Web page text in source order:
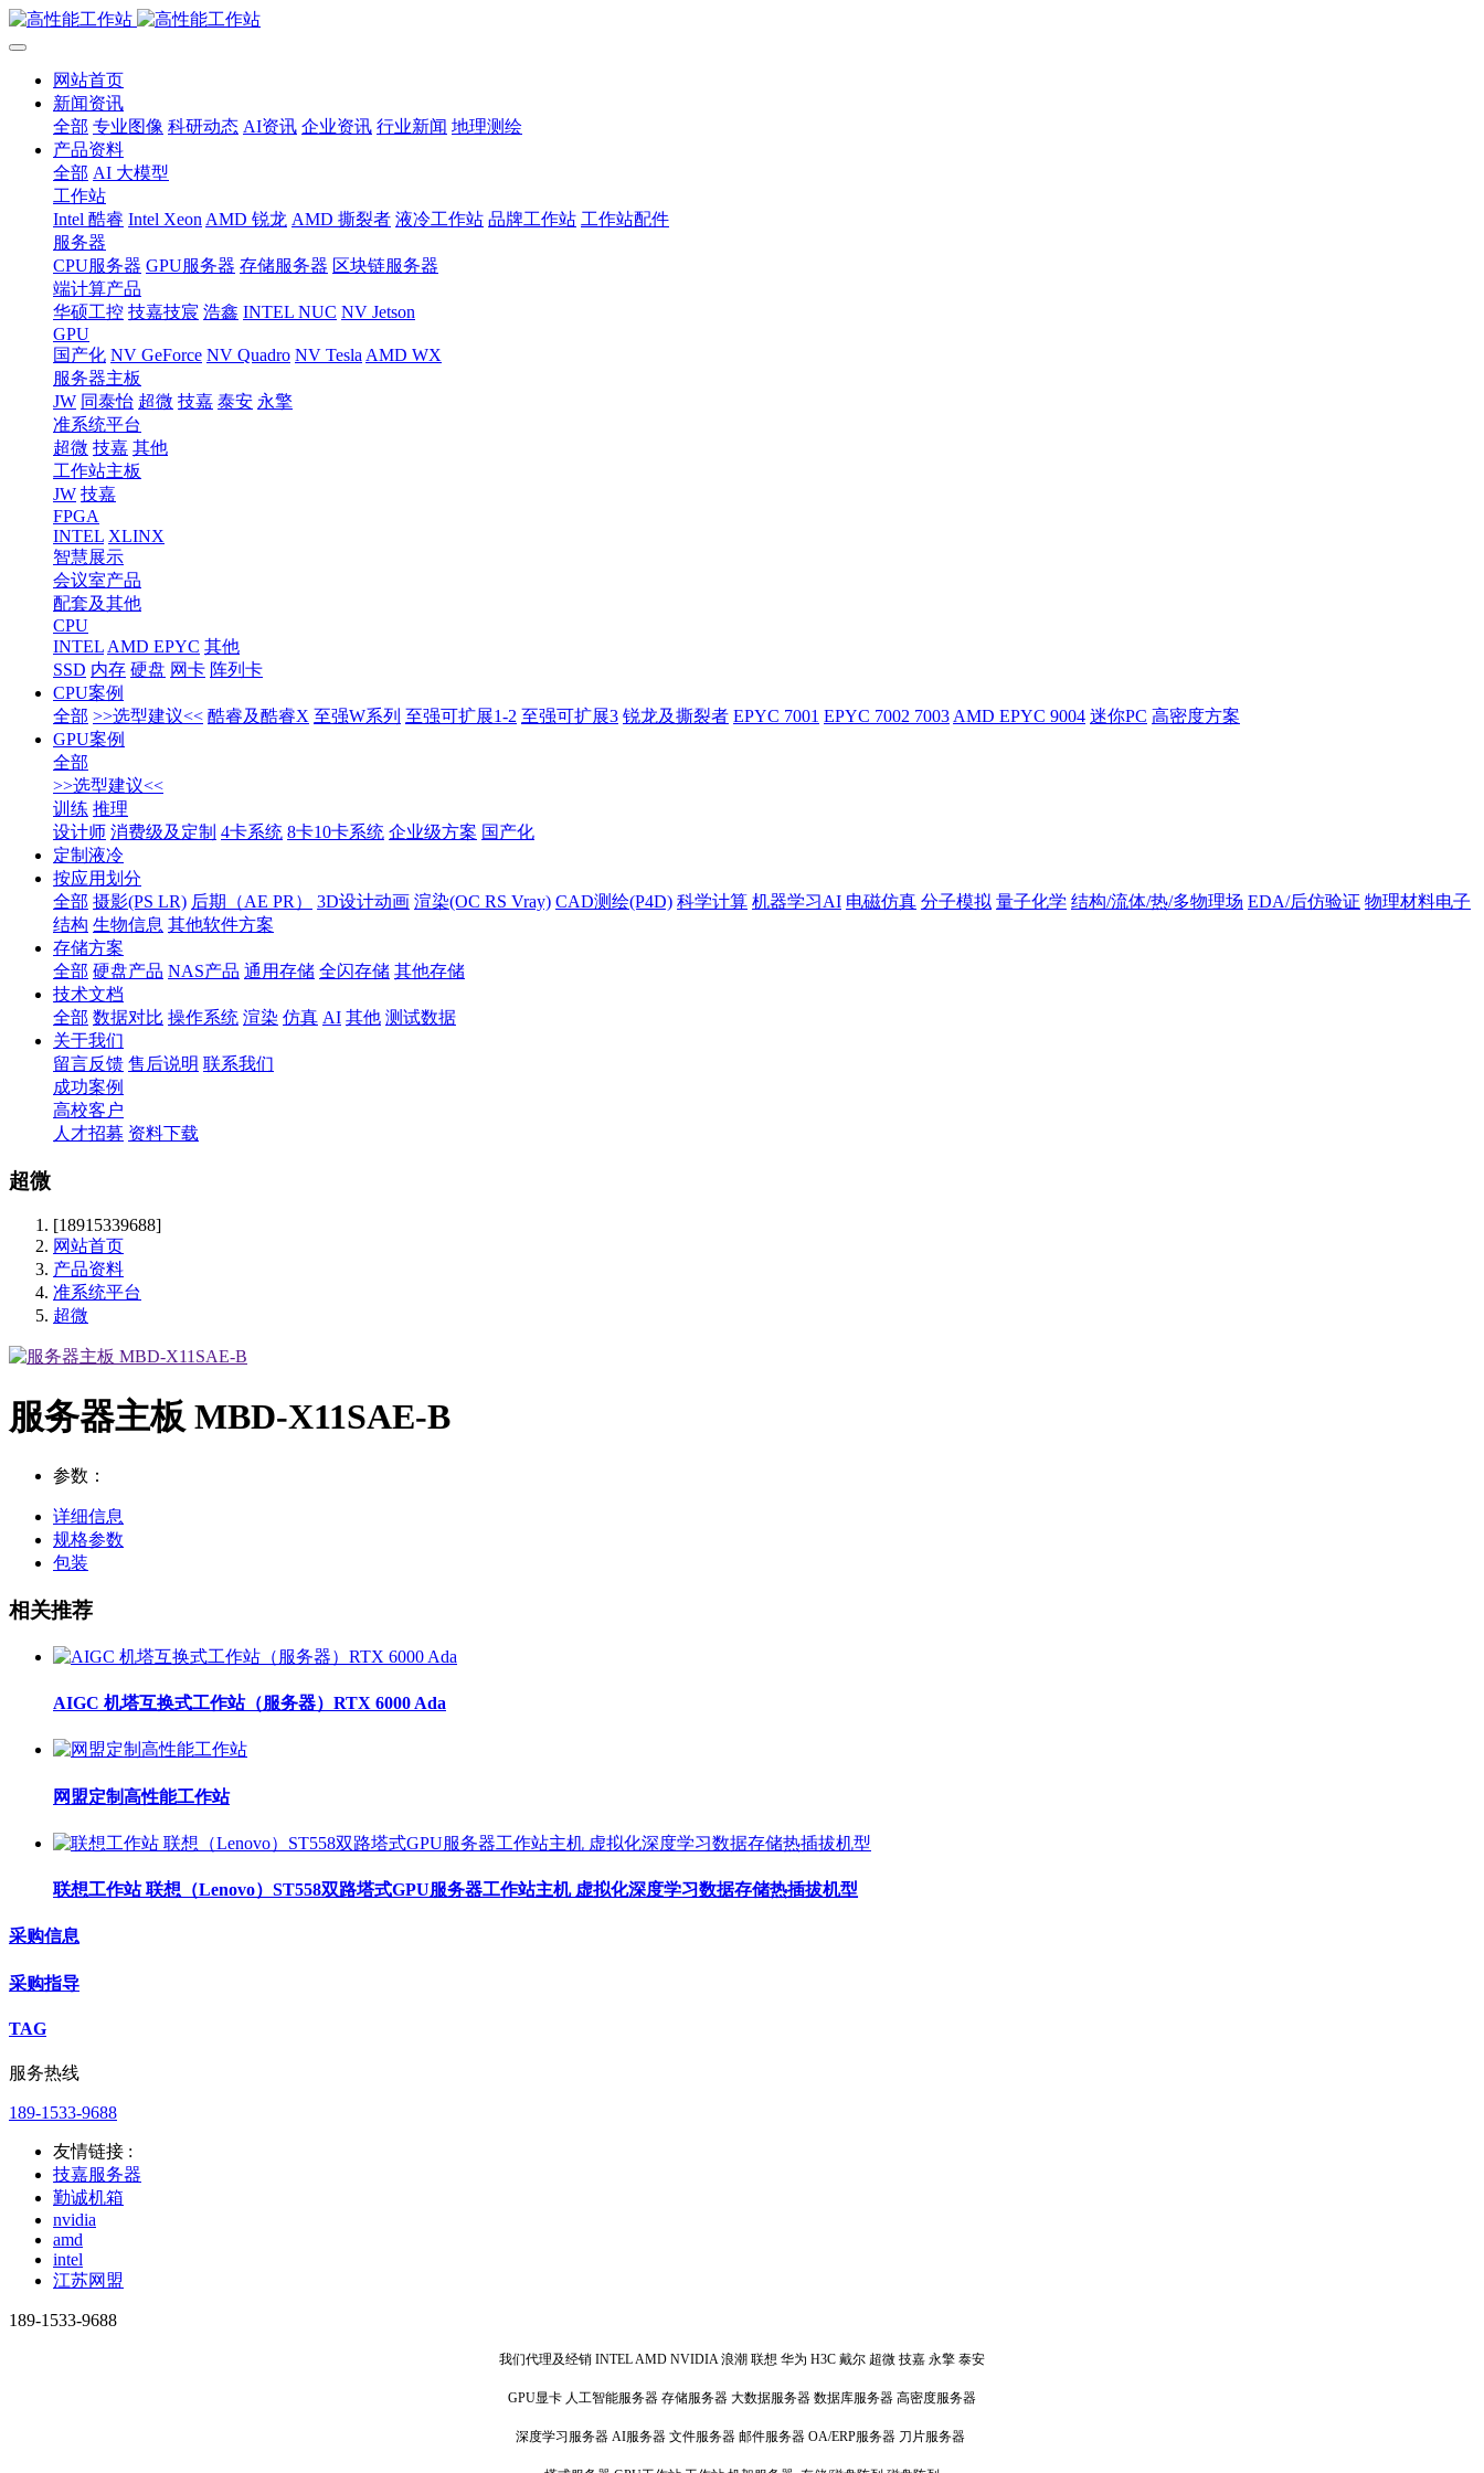
网站首页
新闻资讯
全部 专业图像 科研动态 AI资讯 企业资讯 行业新闻 地理测绘
产品资料
全部 AI 大模型
工作站
Intel 酷睿 Intel Xeon AMD 锐龙 AMD 撕裂者 液冷工作站 品牌工作站 工作站配件
服务器
CPU服务器 GPU服务器 存储服务器 区块链服务器
端计算产品
华硕工控 技嘉技宸 浩鑫 INTEL NUC NV Jetson
GPU
国产化 NV GeForce NV Quadro NV Tesla AMD WX
服务器主板
JW 同泰怡 超微 技嘉 泰安 永擎
准系统平台
超微 技嘉 其他
工作站主板
JW 技嘉
FPGA
INTEL XLINX
智慧展示
会议室产品
配套及其他
CPU
INTEL AMD EPYC 其他
SSD 内存 硬盘 网卡 阵列卡
CPU案例
全部 >>选型建议<< 酷睿及酷睿X 至强W系列 至强可扩展1-2 至强可扩展3 锐龙及撕裂者 EPYC 7001 EPYC 7002 7003 AMD EPYC 9004 迷你PC 高密度方案
GPU案例
全部
>>选型建议<<
训练 推理
设计师 消费级及定制 4卡系统 8卡10卡系统 企业级方案 国产化
定制液冷
按应用划分
全部 摄影(PS LR) 后期（AE PR） 3D设计动画 渲染(OC RS Vray) CAD测绘(P4D) 科学计算 机器学习AI 电磁仿真 分子模拟 量子化学 结构/流体/热/多物理场 EDA/后仿验证 物理材料电子
结构 生物信息 其他软件方案
存储方案
全部 硬盘产品 NAS产品 通用存储 全闪存储 其他存储
技术文档
全部 数据对比 操作系统 渲染 仿真 AI 其他 测试数据
关于我们
留言反馈 售后说明 联系我们
成功案例
高校客户
人才招募 资料下载
超微
[18915339688]
网站首页
产品资料
准系统平台
超微
服务器主板 MBD-X11SAE-B
参数：
详细信息
规格参数
包装
相关推荐
AIGC 机塔互换式工作站（服务器）RTX 6000 Ada
网盟定制高性能工作站
联想工作站 联想（Lenovo）ST558双路塔式GPU服务器工作站主机 虚拟化深度学习数据存储热插拔机型
采购信息
采购指导
TAG
服务热线
189-1533-9688
友情链接 :
技嘉服务器
勤诚机箱
nvidia
amd
intel
江苏网盟
189-1533-9688
我们代理及经销 INTEL AMD NVIDIA 浪潮 联想 华为 H3C 戴尔 超微 技嘉 永擎 泰安
GPU显卡 人工智能服务器 存储服务器 大数据服务器 数据库服务器 高密度服务器
深度学习服务器 AI服务器 文件服务器 邮件服务器 OA/ERP服务器 刀片服务器